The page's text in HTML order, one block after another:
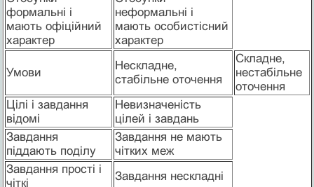
формальні і
мають офіційний
характер
неформальні і
мають особистісний
характер
Умови
Нескладне,
стабільне оточення
Складне,
нестабільне
оточення
Цілі і завдання
відомі
Невизначеність
цілей і завдань
Завдання
піддають поділу
Завдання не мають
чітких меж
Завдання прості і
чіткі
Завдання нескладні